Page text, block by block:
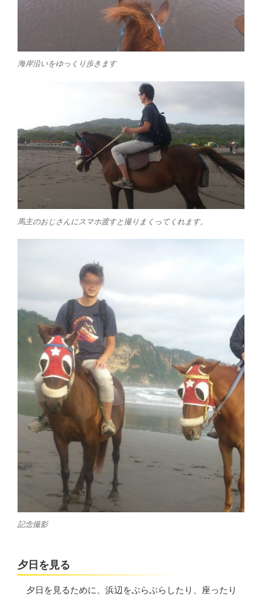
海岸沿いをゆっくり歩きます
馬主のおじさんにスマホ渡すと撮りまくってくれます。
記念撮影
夕日を見る
夕日を見るために、浜辺をぶらぶらしたり、座ったり